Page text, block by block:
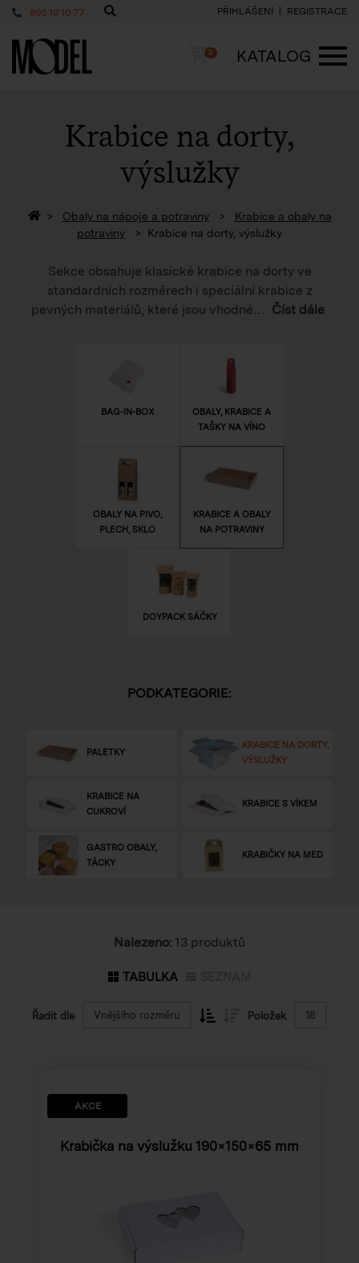
800 10 10 77 PŘIHLÁŠENÍ REGISTRACE
PackShop Košík
0
KATALOG
Krabice na dorty,
výslužky
Zpět na homepage
Obaly na nápoje a potraviny
Krabice a obaly na
potraviny
Krabice na dorty, výslužky
Sekce obsahuje klasické krabice na dorty ve
standardních rozměrech i speciální krabice z
pevných materiálů, které jsou vhodné
Číst dále
BAG-IN-BOX
OBALY, KRABICE A
TAŠKY NA VÍNO
OBALY NA PIVO,
PLECH, SKLO
KRABICE A OBALY
NA POTRAVINY
DOYPACK SÁČKY
PODKATEGORIE:
PALETKY
KRABICE NA DORTY,
VÝSLUŽKY
KRABICE NA
CUKROVÍ
KRABICE S VÍKEM
GASTRO OBALY,
TÁCKY
KRABIČKY NA MED
Nalezeno: 13 produktů
TABULKA
Řadit dle Vnějšího rozměru Položek 18
AKCE
Krabička na výslužku 190×150×65 mm